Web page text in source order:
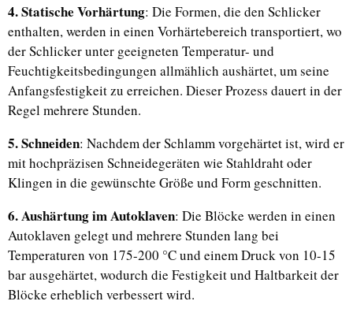
4. Statische Vorhärtung: Die Formen, die den Schlicker
enthalten, werden in einen Vorhärtebereich transportiert, wo
der Schlicker unter geeigneten Temperatur- und
Feuchtigkeitsbedingungen allmählich aushärtet, um seine
Anfangsfestigkeit zu erreichen. Dieser Prozess dauert in der
Regel mehrere Stunden.
5. Schneiden: Nachdem der Schlamm vorgehärtet ist, wird er
mit hochpräzisen Schneidegeräten wie Stahldraht oder
Klingen in die gewünschte Größe und Form geschnitten.
6. Aushärtung im Autoklaven: Die Blöcke werden in einen
Autoklaven gelegt und mehrere Stunden lang bei
Temperaturen von 175-200 °C und einem Druck von 10-15
bar ausgehärtet, wodurch die Festigkeit und Haltbarkeit der
Blöcke erheblich verbessert wird.